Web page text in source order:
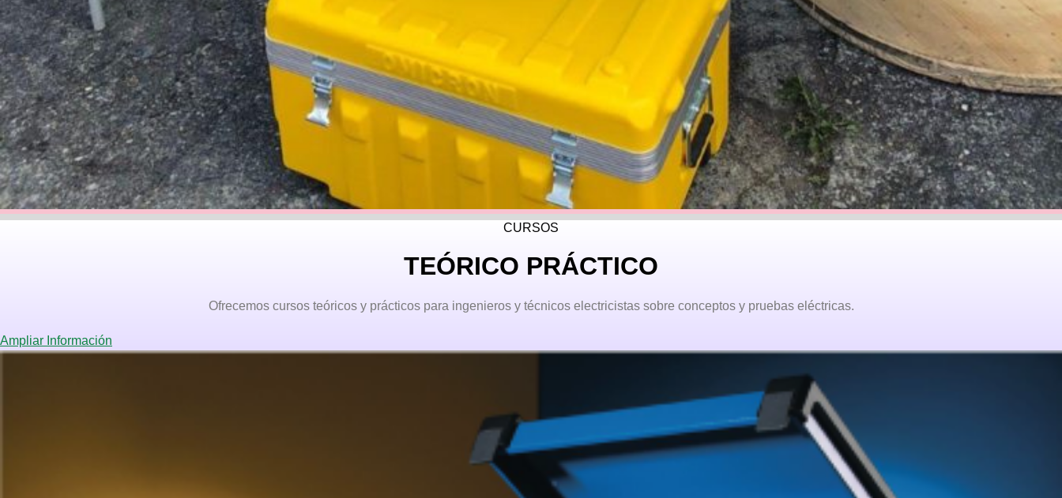
CURSOS
TEÓRICO PRÁCTICO
Ofrecemos cursos teóricos y prácticos para ingenieros y técnicos electricistas sobre conceptos y pruebas eléctricas.
Ampliar Información